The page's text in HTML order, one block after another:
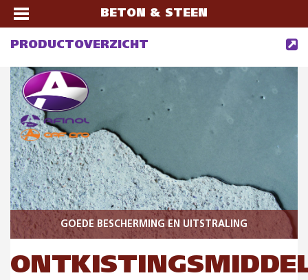
BETON & STEEN
PRODUCTOVERZICHT
GOEDE BESCHERMING EN UITSTRALING